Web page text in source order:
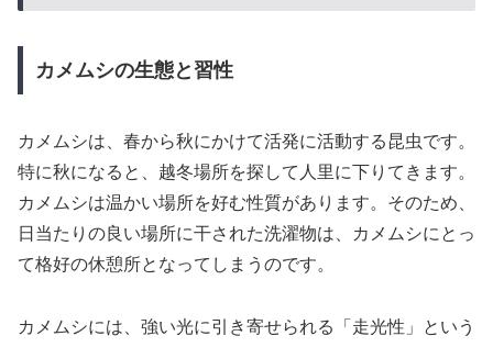
カメムシの生態と習性
カメムシは、春から秋にかけて活発に活動する昆虫です。
特に秋になると、越冬場所を探して人里に下りてきます。
カメムシは温かい場所を好む性質があります。そのため、
日当たりの良い場所に干された洗濯物は、カメムシにとっ
て格好の休憩所となってしまうのです。
カメムシには、強い光に引き寄せられる「走光性」という